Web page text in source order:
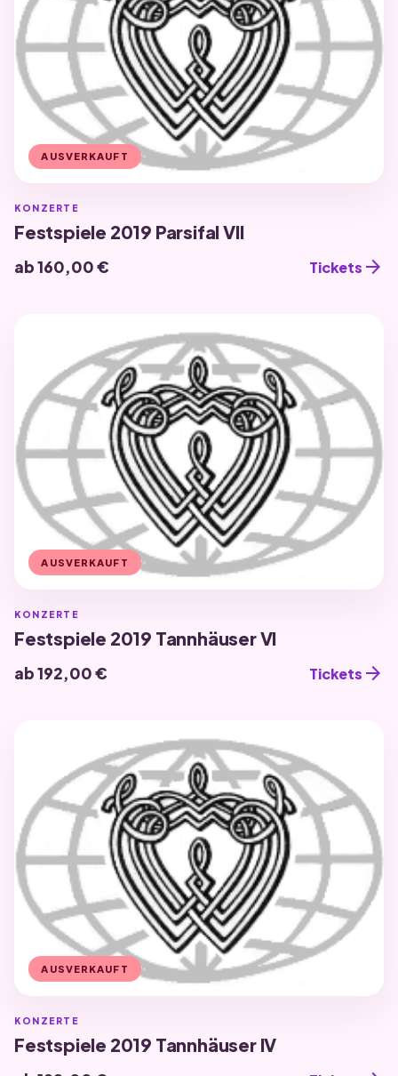
AUSVERKAUFT
KONZERTE
Festspiele 2019 Parsifal VII
ab 160,00 € Tickets arrow_forward
AUSVERKAUFT
KONZERTE
Festspiele 2019 Tannhäuser VI
ab 192,00 € Tickets arrow_forward
AUSVERKAUFT
KONZERTE
Festspiele 2019 Tannhäuser IV